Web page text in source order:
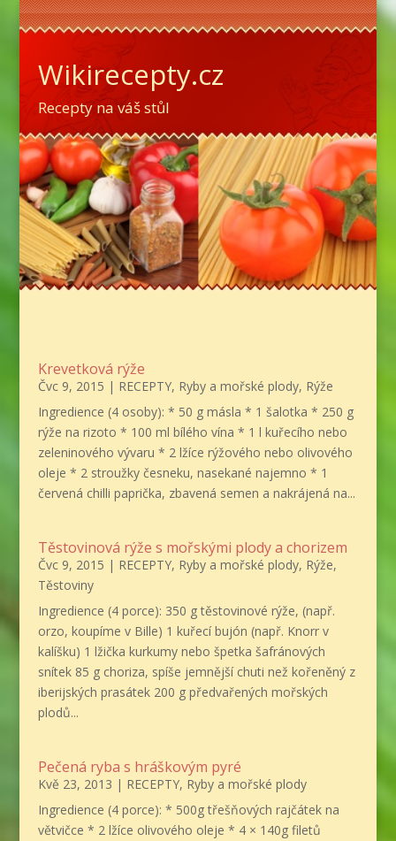
Wikirecepty.cz
Recepty na váš stůl
Krevetková rýže
Čvc 9, 2015 | RECEPTY, Ryby a mořské plody, Rýže
Ingredience (4 osoby): * 50 g másla * 1 šalotka * 250 g
rýže na rizoto * 100 ml bílého vína * 1 l kuřecího nebo
zeleninového vývaru * 2 lžíce rýžového nebo olivového
oleje * 2 stroužky česneku, nasekané najemno * 1
červená chilli paprička, zbavená semen a nakrájená na...
Těstovinová rýže s mořskými plody a chorizem
Čvc 9, 2015 | RECEPTY, Ryby a mořské plody, Rýže,
Těstoviny
Ingredience (4 porce): 350 g těstovinové rýže, (např.
orzo, koupíme v Bille) 1 kuřecí bujón (např. Knorr v
kalíšku) 1 lžička kurkumy nebo špetka šafránových
snítek 85 g choriza, spíše jemnější chuti než kořeněný z
iberijských prasátek 200 g předvařených mořských
plodů...
Pečená ryba s hráškovým pyré
Kvě 23, 2013 | RECEPTY, Ryby a mořské plody
Ingredience (4 porce): * 500g třešňových rajčátek na
větvičce * 2 lžíce olivového oleje * 4 × 140g filetů